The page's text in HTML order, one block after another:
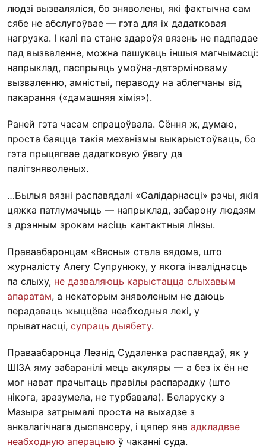
людзі вызваляліся, бо зняволены, які фактычна сам
сябе не абслугоўвае — гэта для іх дадатковая
нагрузка. І калі па стане здароўя вязень не падпадае
пад вызваленне, можна пашукаць іншыя магчымасці:
напрыклад, паспрыяць умоўна-датэрміноваму
вызваленню, амністыі, пераводу на аблегчаны від
пакарання («дамашняя хімія»).
Раней гэта часам спрацоўвала. Сёння ж, думаю,
проста баяцца такія механізмы выкарыстоўваць, бо
гэта прыцягвае дадатковую ўвагу да
палітзняволеных.
…Былыя вязні распавядалі «Салідарнасці» рэчы, якія
цяжка патлумачыць — напрыклад, забарону людзям
з дрэнным зрокам насіць кантактныя лінзы.
Праваабаронцам «Вясны» стала вядома, што
журналісту Алегу Супрунюку, у якога інваліднасць
па слыху, не дазваляюць карыстацца слыхавым
апаратам, а некаторым зняволеным не даюць
перадаваць жыццёва неабходныя лекі, у
прыватнасці, супраць дыябету.
Праваабаронца Леанід Судаленка распавядаў, як у
ШІЗА яму забаранілі мець акуляры — а без іх ён не
мог нават прачытаць правілы распарадку (што
нікога, зразумела, не турбавала). Беларуску з
Мазыра затрымалі проста на выхадзе з
анкалагічнага дыспансеру, і цяпер яна адкладвае
неабходную аперацыю ў чаканні суда.